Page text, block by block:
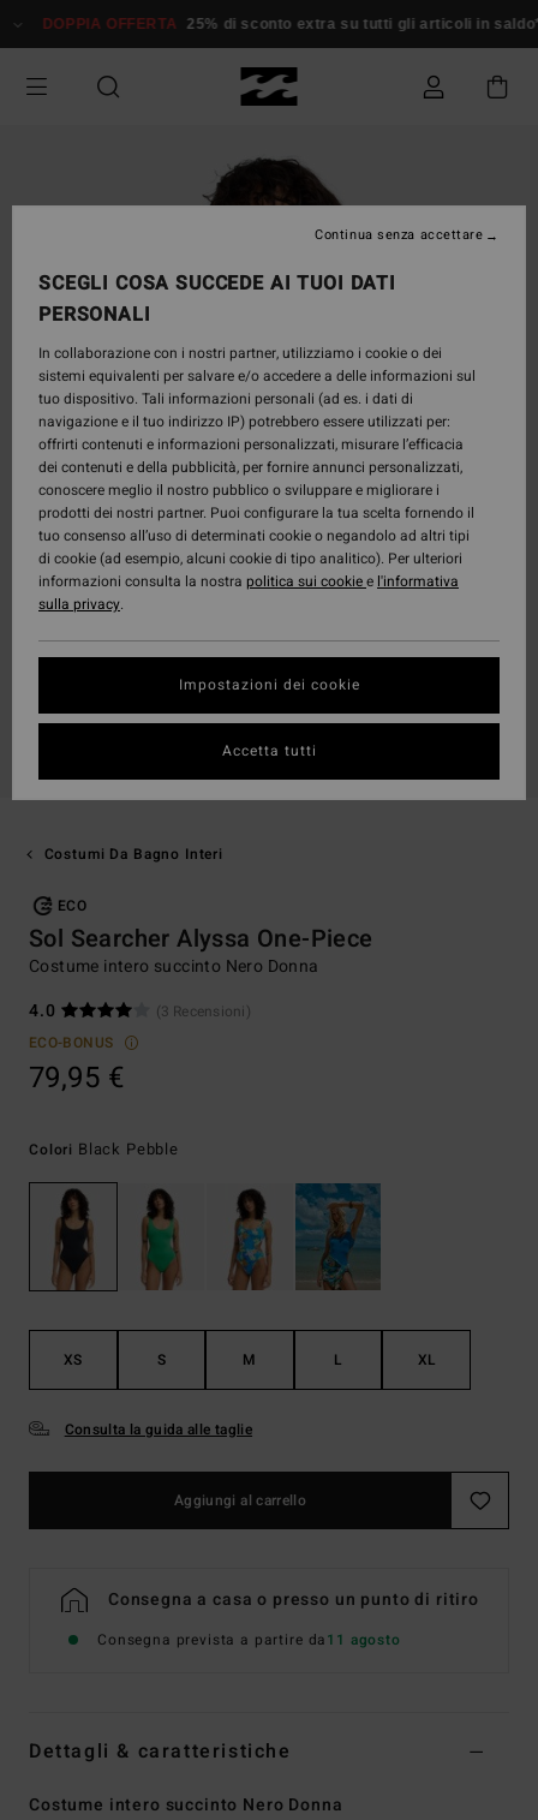
alle
prodotto
DOPPIA OFFERTA 25% di sconto extra su tutti gli articoli in
Costumi Da Bagno Interi
ECO
Sol Searcher Alyssa One-Piece
Costume intero succinto Nero Donna
4.0
(3 Recensioni)
ECO-BONUS
79,95 €
Colori Black Pebble
XS S M L XL
Consulta la guida alle taglie
Aggiungi al carrello
Consegna a casa o presso un punto di ritiro
Consegna prevista a partire da11 agosto
Dettagli & caratteristiche
Costume intero succinto Nero Donna
SCEGLI COSA SUCCEDE AI TUOI DATI
PERSONALI
In collaborazione con i nostri partner, utilizziamo i cookie o dei
sistemi equivalenti per salvare e/o accedere a delle informazioni sul
tuo dispositivo. Tali informazioni personali (ad es. i dati di
navigazione e il tuo indirizzo IP) potrebbero essere utilizzati per:
offrirti contenuti e informazioni personalizzati, misurare l’efficacia
dei contenuti e della pubblicità, per fornire annunci personalizzati,
conoscere meglio il nostro pubblico o sviluppare e migliorare i
prodotti dei nostri partner. Puoi configurare la tua scelta fornendo il
tuo consenso all’uso di determinati cookie o negandolo ad altri tipi
di cookie (ad esempio, alcuni cookie di tipo analitico). Per ulteriori
informazioni consulta la nostra politica sui cookiee l'informativa
sulla privacy.
Impostazioni dei cookie
Continua senza accettare
Accetta tutti